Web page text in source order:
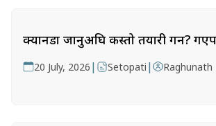
क्यानडा जानुअघि कस्तो तयारी गर्ने?
20 July, 2026 | Setopati | Raghunath